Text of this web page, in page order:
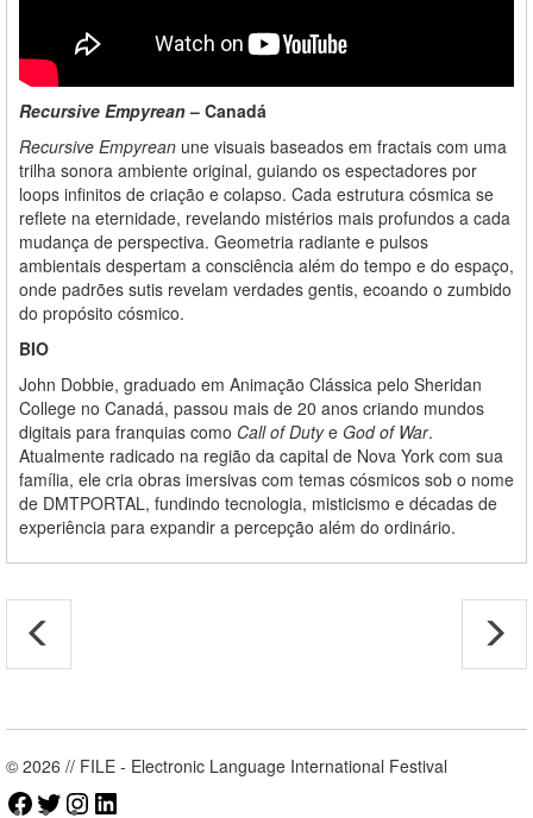
Recursive Empyrean– Canadá
Recursive Empyrean une visuais baseados em fractais com uma
trilha sonora ambiente original, guiando os espectadores por
loops infinitos de criação e colapso. Cada estrutura cósmica se
reflete na eternidade, revelando mistérios mais profundos a cada
mudança de perspectiva. Geometria radiante e pulsos
ambientais despertam a consciência além do tempo e do espaço,
onde padrões sutis revelam verdades gentis, ecoando o zumbido
do propósito cósmico.
BIO
John Dobbie, graduado em Animação Clássica pelo Sheridan
College no Canadá, passou mais de 20 anos criando mundos
digitais para franquias como Call of Dutye God of War.
Atualmente radicado na região da capital de Nova York com sua
família, ele cria obras imersivas com temas cósmicos sob o nome
de DMTPORTAL, fundindo tecnologia, misticismo e décadas de
experiência para expandir a percepção além do ordinário.
© 2026 // FILE - Electronic Language International Festival
Facebook
TwitterInstagram